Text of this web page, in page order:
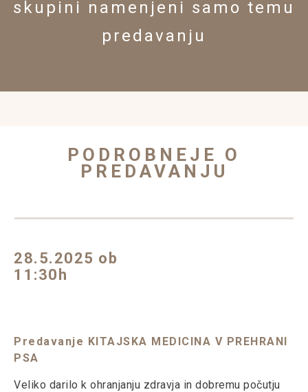
skupini namenjeni samo temu
predavanju
PODROBNEJE O
PREDAVANJU
28.5. 2025 ob
11:30h
Predavanje KITAJSKA MEDICINA V PREHRANI
PSA
Veliko darilo k ohranjanju zdravja in dobremu počutju